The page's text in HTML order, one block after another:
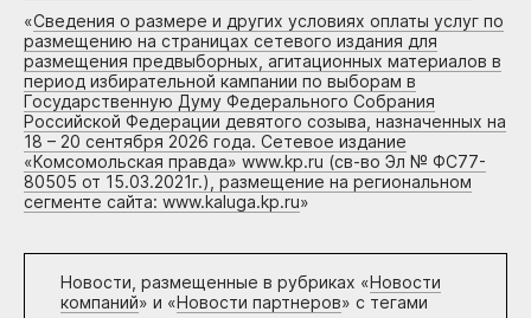
«Сведения о размере и других условиях оплаты услуг по
размещению на страницах сетевого издания для
размещения предвыборных, агитационных материалов в
период избирательной кампании по выборам в
Государственную Думу Федерального Собрания
Российской Федерации девятого созыва, назначенных на
18 – 20 сентября 2026 года. Сетевое издание
«Комсомольская правда» www.kp.ru (св-во Эл № ФС77-
80505 от 15.03.2021г.), размещение на региональном
сегменте сайта: www.kaluga.kp.ru»
Новости, размещенные в рубриках «Новости
компаний» и «Новости партнеров» с тегами